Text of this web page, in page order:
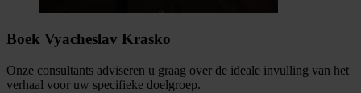
Boek Vyacheslav Krasko
Onze consultants adviseren u graag over de ideale invulling van het
verhaal voor uw specifieke doelgroep.